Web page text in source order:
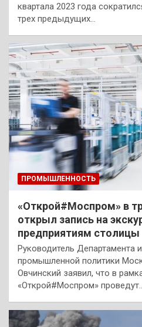
квартала 2023 года
трех предыдущих…
ПРОМЫШЛЕННОСТЬ
«Открой#Моспром» в
открыл запись на
предприятиям столицы
Руководитель Департамента
промышленной политики
Овчинский заявил, что в
«Открой#Моспром»